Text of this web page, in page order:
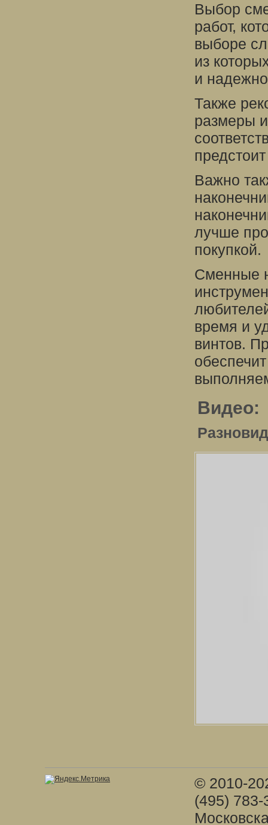
Выбор
работ,
выборе
из
и
Также
размеры
Важно
лучше
покупкой.
Сменные
время и
винтов.
Видео:
© 2010-
(495)